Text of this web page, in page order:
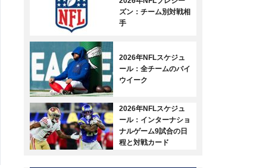
ズン：チーム別対戦相
手
2026年NFLスケジュ
ール：全チームのバイ
ウイーク
2026年NFLスケジュ
ール：インターナショ
ナルゲーム9試合の日
程と対戦カード